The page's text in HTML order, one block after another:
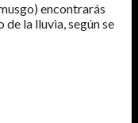
encontrarás
la lluvia, según se